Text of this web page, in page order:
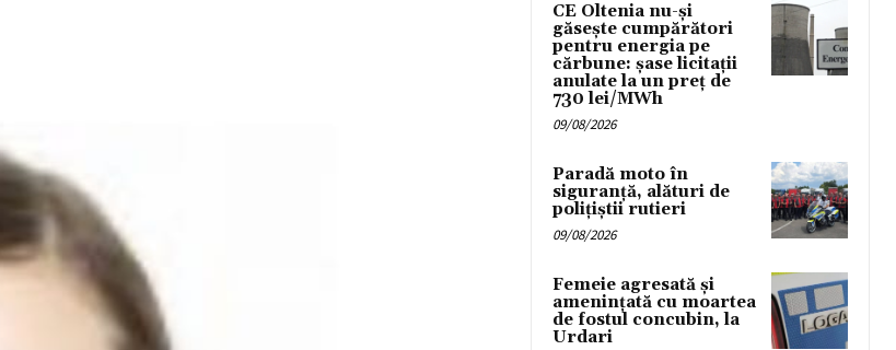
CE Oltenia nu-și
găsește cumpărători
pentru energia pe
cărbune: șase licitații
anulate la un preț de
730 lei/MWh
09/08/2026
Paradă moto în
siguranță, alături de
polițiștii rutieri
09/08/2026
Femeie agresată și
amenințată cu moartea
de fostul concubin, la
Urdari